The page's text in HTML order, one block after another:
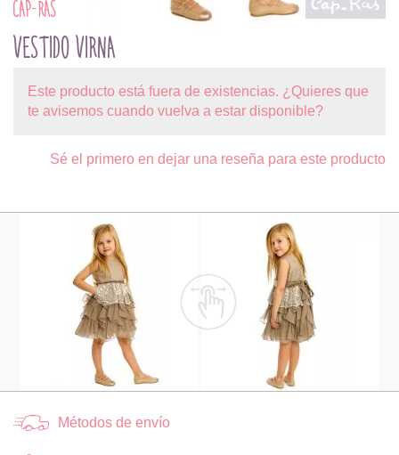
CAP-RAS
VESTIDO VIRNA
Este producto está fuera de existencias. ¿Quieres que
te avisemos cuando vuelva a estar disponible?
Sé el primero en dejar una reseña para este producto
Métodos de envío